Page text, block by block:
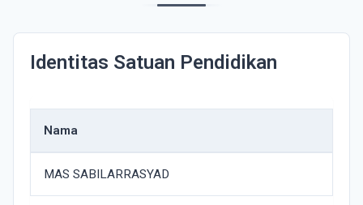
Identitas Satuan Pendidikan
Nama
MAS SABILARRASYAD